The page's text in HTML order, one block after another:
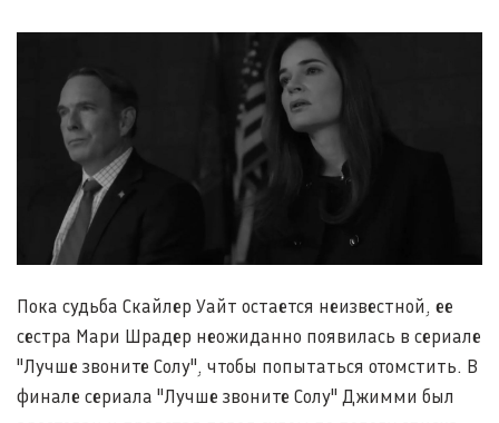
Пока судьба Скайлер Уайт остается неизвестной, ее
сестра Мари Шрадер неожиданно появилась в сериале
"Лучше звоните Солу", чтобы попытаться отомстить. В
финале сериала "Лучше звоните Солу" Джимми был